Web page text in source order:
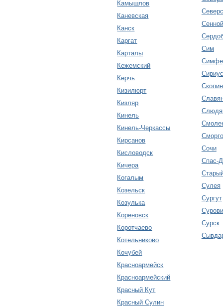
Камышлов
Каневская
Канск
Каргат
Карталы
Кежемский
Керчь
Кизилюрт
Кизляр
Кинель
Кинель-Черкассы
Кирсанов
Кисловодск
Кичера
Когалым
Козельск
Козулька
Кореновск
Коротчаево
Котельниково
Кочубей
Красноармейск
Красноармейский
Красный Кут
Красный Сулин
Сенной
Сим
Сириус
Скопин
Сочи
Спас-
Сулея
Сургут
Сурск